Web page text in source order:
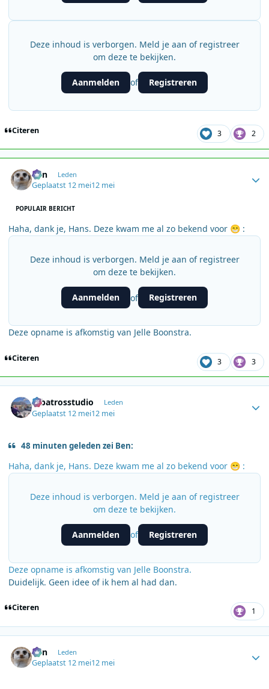
Deze inhoud is verborgen. Meld je aan of registreer
om deze te bekijken.
Aanmelden of Registreren
Citeren 3 2
Ben Leden
Geplaatst 12 mei12 mei
POPULAIR BERICHT
Haha, dank je, Hans. Deze kwam me al zo bekend voor 😁 :
Deze inhoud is verborgen. Meld je aan of registreer
om deze te bekijken.
Aanmelden of Registreren
Deze opname is afkomstig van Jelle Boonstra.
Citeren 3 3
Albatrosstudio Leden
Geplaatst 12 mei12 mei
48 minuten geleden zei Ben:
Haha, dank je, Hans. Deze kwam me al zo bekend voor 😁 :
Deze inhoud is verborgen. Meld je aan of registreer
om deze te bekijken.
Aanmelden of Registreren
Deze opname is afkomstig van Jelle Boonstra.
Duidelijk. Geen idee of ik hem al had dan.
Citeren 1
Ben Leden
Geplaatst 12 mei12 mei